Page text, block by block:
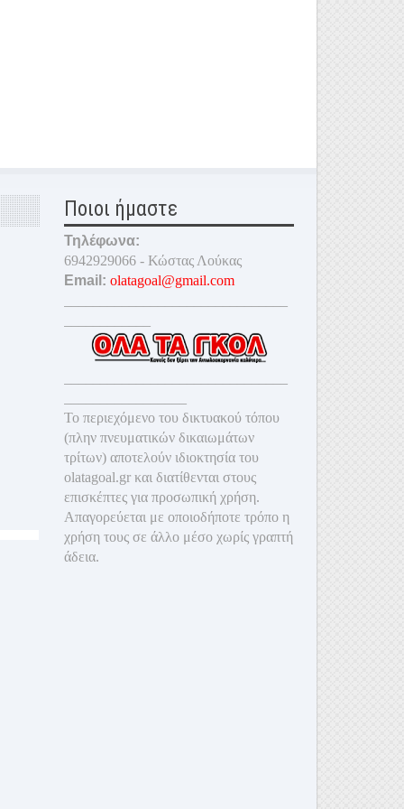
Ποιοι ήμαστε
Τηλέφωνα:
6942929066 - Κώστας Λούκας
Email: olatagoal@gmail.com
Το περιεχόμενο του δικτυακού τόπου
(πλην πνευματικών δικαιωμάτων
τρίτων) αποτελούν ιδιοκτησία του
olatagoal.gr και διατίθενται στους
επισκέπτες για προσωπική χρήση.
Απαγορεύεται με οποιοδήποτε τρόπο η
χρήση τους σε άλλο μέσο χωρίς γραπτή
άδεια.